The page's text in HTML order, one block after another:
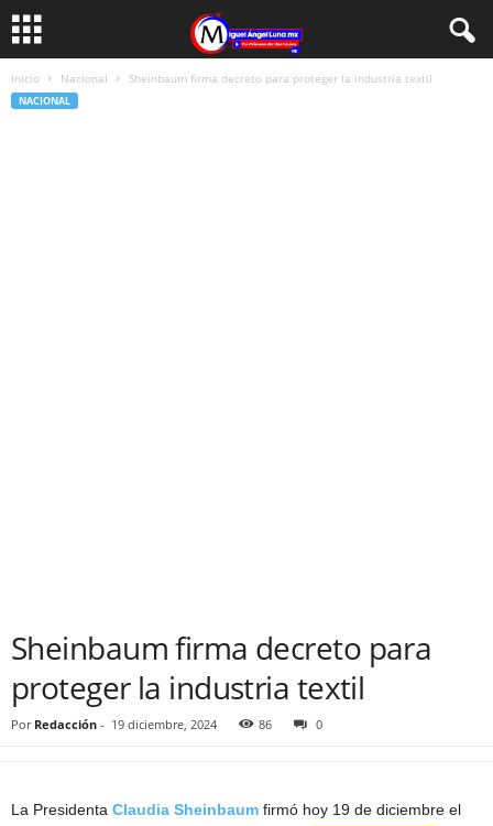
Inicio Nacional Sheinbaum firma decreto para proteger la industria textil
NACIONAL
Sheinbaum firma decreto para
proteger la industria textil
Por Redacción - 19 diciembre, 2024 86 0
La Presidenta Claudia Sheinbaum firmó hoy 19 de diciembre el